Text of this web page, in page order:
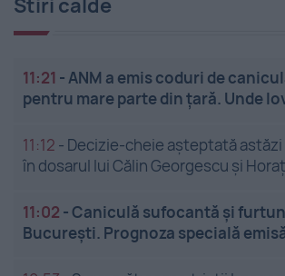
Stiri calde
11:21 -ANM a emis coduri de
pentru mare parte din țară. Unde
11:12 - Decizie-cheie așteptată astăzi
în dosarul lui Călin Georgescu și
11:02 -Caniculă sufocantă și
București. Prognoza specială